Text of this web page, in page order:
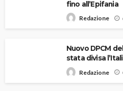
fino all’Epifania
Redazione
Nuovo DPCM
stata divisa
Redazione